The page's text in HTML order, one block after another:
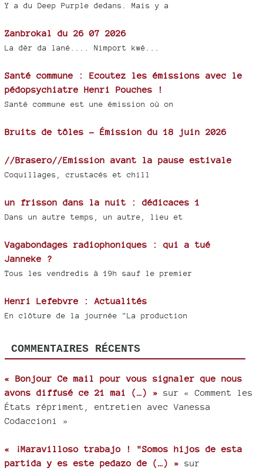
Y a du Deep Purple dedans. Mais y a
Zanbrokal du 26 07 2026
La dèr da lané.... Nimport kwé...
Santé commune : Ecoutez les émissions avec le
pédopsychiatre Henri Pouches !
Santé commune est une émission où on
Bruits de tôles - Émission du 18 juin 2026
//Brasero//Emission avant la pause estivale
Coquillages, crustacés et chill
un frisson dans la nuit : dédicaces 1
Dans un autre temps, un autre, lieu et
Vagabondages radiophoniques : qui a tué
Janneke ?
Tous les vendredis à 19h sauf le premier
Henri Lefebvre : Actualités
En clôture de la journée "La production
COMMENTAIRES RÉCENTS
« Bonjour Ce mail pour vous signaler que nous
avons diffusé ce 21 mai (…) » sur « Comment les
États répriment, entretien avec Vanessa
Codaccioni »
« ¡Maravilloso trabajo ! "Somos hijos de esta
partida y es este pedazo de (…) » sur